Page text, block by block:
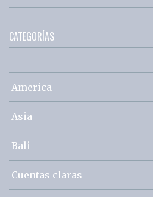
CATEGORÍAS
America
Asia
Bali
Cuentas claras